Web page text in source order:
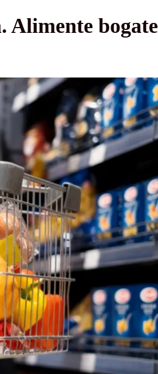
Alimente bogate